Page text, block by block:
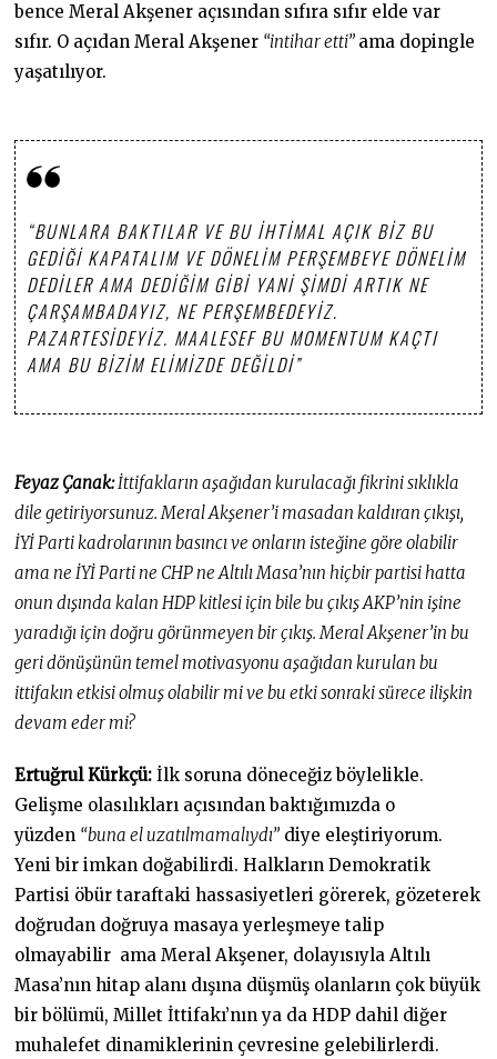
bence Meral Akşener açısından sıfıra sıfır elde var
sıfır. O açıdan Meral Akşener “intihar etti” ama dopingle
yaşatılıyor.
“BUNLARA BAKTILAR VE BU IHTIMAL AÇIK BIZ BU
GEDIĞI KAPATALIM VE DÖNELIM PERŞEMBEYE DÖNELIM
DEDILER AMA DEDIĞIM GIBI YANI ŞIMDI ARTIK NE
ÇARŞAMBADAYIZ, NE PERŞEMBEDEYIZ.
PAZARTESIDEYIZ. MAALESEF BU MOMENTUM KAÇTI
AMA BU BIZIM ELIMIZDE DEĞILDI”
Feyaz Çanak:İttifakların aşağıdan kurulacağı fikrini sıklıkla
dile getiriyorsunuz. Meral Akşener’i masadan kaldıran çıkışı,
İYİ Parti kadrolarının basıncı ve onların isteğine göre olabilir
ama ne İYİ Parti ne CHP ne Altılı Masa’nın hiçbir partisi hatta
onun dışında kalan HDP kitlesi için bile bu çıkış AKP’nin işine
yaradığı için doğru görünmeyen bir çıkış. Meral Akşener’in bu
geri dönüşünün temel motivasyonu aşağıdan kurulan bu
ittifakın etkisi olmuş olabilir mi ve bu etki sonraki sürece ilişkin
devam eder mi?
Ertuğrul Kürkçü: İlk soruna döneceğiz böylelikle.
Gelişme olasılıkları açısından baktığımızda o
yüzden “buna el uzatılmamalıydı” diye eleştiriyorum.
Yeni bir imkan doğabilirdi. Halkların Demokratik
Partisi öbür taraftaki hassasiyetleri görerek, gözeterek
doğrudan doğruya masaya yerleşmeye talip
olmayabilir ama Meral Akşener, dolayısıyla Altılı
Masa’nın hitap alanı dışına düşmüş olanların çok büyük
bir bölümü, Millet İttifakı’nın ya da HDP dahil diğer
muhalefet dinamiklerinin çevresine gelebilirlerdi.